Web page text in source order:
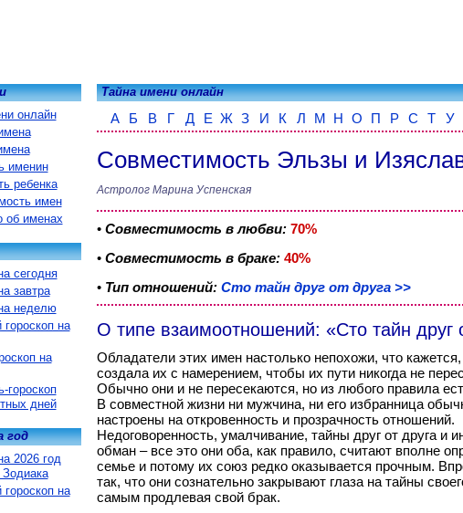
Тайна имени онлайн
А Б В Г Д Е Ж З И К Л М Н О П Р С Т У
Совместимость Эльзы и
Астролог Марина Успенская
• Совместимость в любви: 70%
• Совместимость в браке: 40%
• Тип отношений: Сто тайн друг от друга >>
О типе взаимоотношений: «Сто тайн друг
Обладатели этих имен настолько непохожи, что
создала их с намерением, чтобы их пути никогда не
Обычно они и не пересекаются, но из любого правила
В совместной жизни ни мужчина, ни его избранница
настроены на откровенность и прозрачность отношений.
Недоговоренность, умалчивание, тайны друг от друга и
обман – все это они оба, как правило, считают вполне
семье и потому их союз редко оказывается прочным.
так, что они сознательно закрывают глаза на тайны
самым продлевая свой брак.
онлайн
именин
ребенка
имен
об именах
сегодня
завтра
неделю
на
на
гороскоп
дней
год
2026 год
на